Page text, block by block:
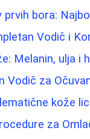
bora:
Vodič i
Melanin, ulja i
Vodič za
kože
za